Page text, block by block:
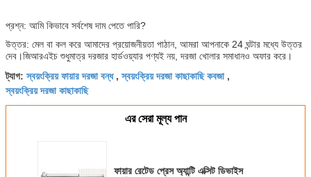
প্রশ্ন: আমি কিভাবে সর্বশেষ দাম পেতে পারি?
উত্তর: মেল বা কল করে আমাদের প্রয়োজনীয়তা পাঠান, আমরা আপনাকে 24 ঘন্টার মধ্যে উত্তর
দেব।জিআরএইচ শুধুমাত্র দরজার হার্ডওয়্যার পণ্যই নয়, দরজা খোলার সমাধানও অফার করে।
ট্যাগ:স্বয়ংক্রিয় ফায়ার দরজা বন্ধ,স্বয়ংক্রিয় দরজা কাছাকাছি কবজা,
স্বয়ংক্রিয় দরজা কাছাকাছি
এর সেরা মূল্য পান
ফায়ার রেটেড প্রেস অ্যান্টি এক্সিট ডিভাইস